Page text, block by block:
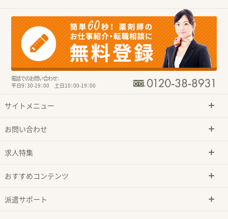
電話でのお問い合わせ：
平日9：30-19：00 土日10：00-19：00
サイトメニュー
お問い合わせ
求人特集
おすすめコンテンツ
派遣サポート